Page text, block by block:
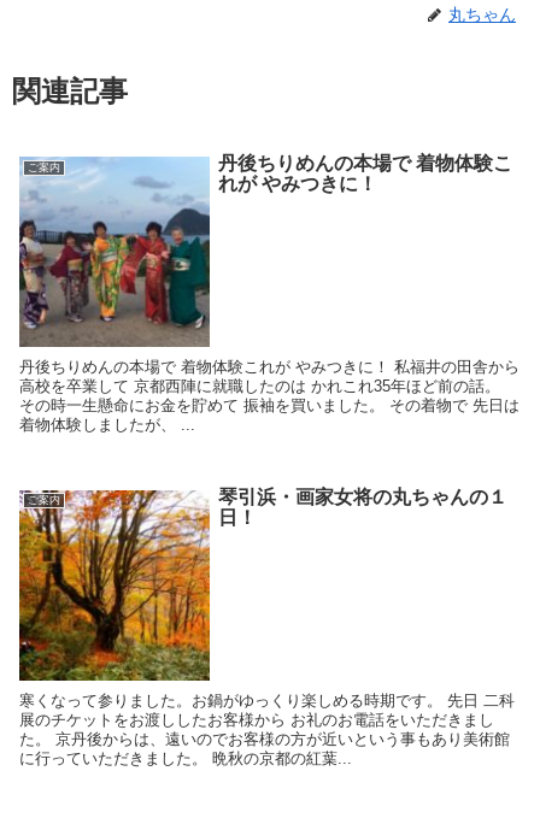
丸ちゃん
関連記事
ご案内
丹後ちりめんの本場で 着物体験こ
れが やみつきに！
丹後ちりめんの本場で 着物体験これが やみつきに！ 私福井の田舎から
高校を卒業して 京都西陣に就職したのは かれこれ35年ほど前の話。
その時一生懸命にお金を貯めて 振袖を買いました。 その着物で 先日は
着物体験しましたが、 ...
ご案内
琴引浜・画家女将の丸ちゃんの１
日！
寒くなって参りました。お鍋がゆっくり楽しめる時期です。 先日 二科
展のチケットをお渡ししたお客様から お礼のお電話をいただきまし
た。 京丹後からは、遠いのでお客様の方が近いという事もあり美術館
に行っていただきました。 晩秋の京都の紅葉...